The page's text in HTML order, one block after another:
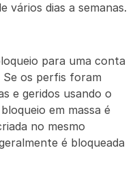
vários dias a semanas.
para uma conta
os perfis foram
e geridos usando o
em massa é
no mesmo
é bloqueada